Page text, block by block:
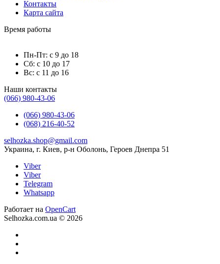
Контакты
Карта сайта
Время работы
Пн-Пт: с 9 до 18
Сб: с 10 до 17
Вс: с 11 до 16
Наши контакты
(066) 980-43-06
(066) 980-43-06
(068) 216-40-52
selhozka.shop@gmail.com
Украина, г. Киев, р-н Оболонь, Героев Днепра 51
Viber
Viber
Telegram
Whatsapp
Работает на OpenCart
Selhozka.com.ua © 2026